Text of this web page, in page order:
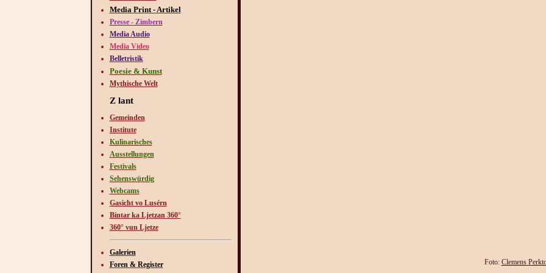
Media Print - Artikel
Presse - Zimbern
Media Audio
Media Video
Belletristik
Poesie & Kunst
Mythische Welt
Z lant
Gemeinden
Institute
Kulinarisches
Ausstellungen
Festivals
Sehenswürdig
Webcams
Gasìcht vo Lusérn
Bintar ka Ljetzan 360°
360° vun Ljetze
Galerien
Foren & Register
Foto: Clemens